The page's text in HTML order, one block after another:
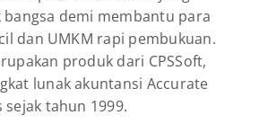
demi membantu para
dan UMKM rapi pembukuan.
produk dari CPSSoft,
lunak akuntansi Accurate
sejak tahun 1999.